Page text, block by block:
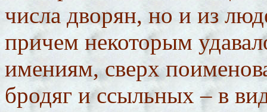
числа дворян, но и из
причем некоторым
имениям, сверх
бродяг и ссыльных – в